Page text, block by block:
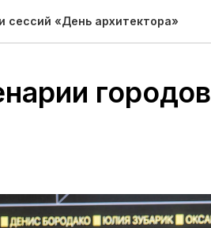
сессий «День архитектора»
городов